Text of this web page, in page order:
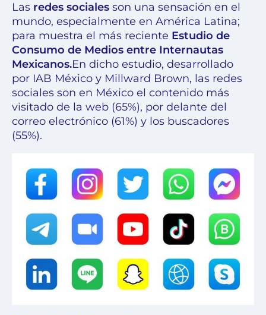
Las redes sociales son una sensación en el
mundo, especialmente en América Latina;
para muestra el más reciente Estudio de
Consumo de Medios entre Internautas
Mexicanos.En dicho estudio, desarrollado
por IAB México y Millward Brown, las redes
sociales son en México el contenido más
visitado de la web (65%), por delante del
correo electrónico (61%) y los buscadores
(55%).